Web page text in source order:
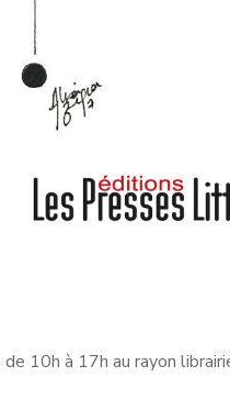
10h à 17h au rayon